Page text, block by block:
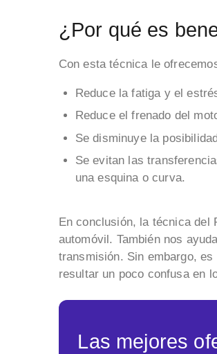
¿Por qué es
Con esta técnica le
Reduce la fatiga y el
Reduce el frenado del
Se disminuye la
Se evitan las
una esquina o curva.
En conclusión, la técnica del
automóvil. También nos
transmisión. Sin embargo,
resultar un poco confusa en
Las mejores